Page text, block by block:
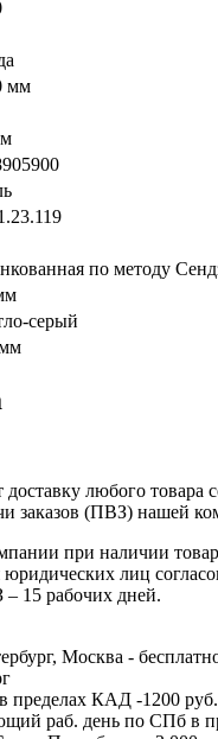
мм
по методу
серый
любого
заказов (ПВЗ) нашей
при наличии
лиц
15 рабочих дней.
Москва -
пределах КАД -1200 руб.
раб. день по СПб в